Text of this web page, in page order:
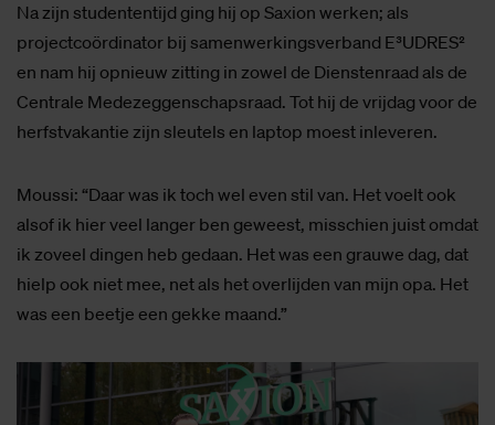
Na zijn studententijd ging hij op Saxion werken; als
projectcoördinator bij samenwerkingsverband E³UDRES²
en nam hij opnieuw zitting in zowel de Dienstenraad als de
Centrale Medezeggenschapsraad. Tot hij de vrijdag voor de
herfstvakantie zijn sleutels en laptop moest inleveren.
Moussi: “Daar was ik toch wel even stil van. Het voelt ook
alsof ik hier veel langer ben geweest, misschien juist omdat
ik zoveel dingen heb gedaan. Het was een grauwe dag, dat
hielp ook niet mee, net als het overlijden van mijn opa. Het
was een beetje een gekke maand.”